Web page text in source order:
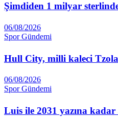
Şimdiden 1 milyar
06/08/2026
Spor Gündemi
Hull City, milli kaleci
06/08/2026
Spor Gündemi
Luis ile 2031 yazına kadar